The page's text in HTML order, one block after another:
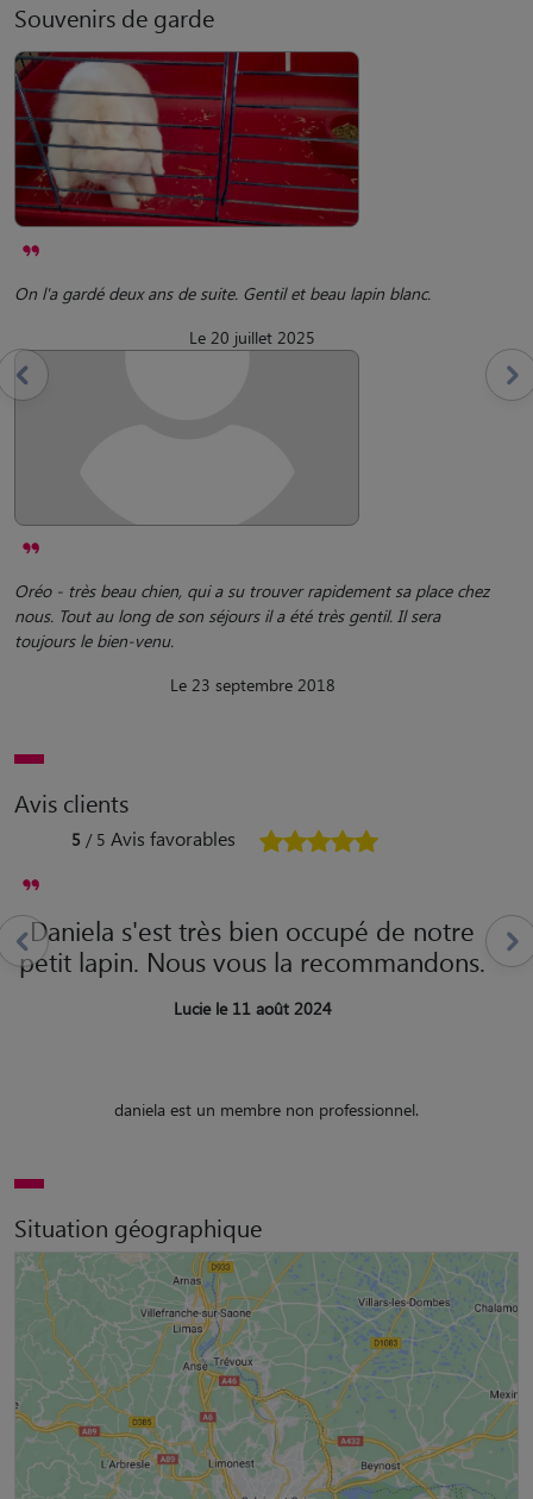
Souvenirs de garde
On l'a gardé deux ans de suite. Gentil et beau lapin blanc.
Le 20 juillet 2025
Oréo - très beau chien, qui a su trouver rapidement sa place chez
nous. Tout au long de son séjours il a été très gentil. Il sera
toujours le bien-venu.
Le 23 septembre 2018
Avis clients
5 / 5 Avis favorables
Daniela s'est très bien occupé de notre
petit lapin. Nous vous la recommandons.
Lucie le 11 août 2024
daniela est un membre non professionnel.
Situation géographique